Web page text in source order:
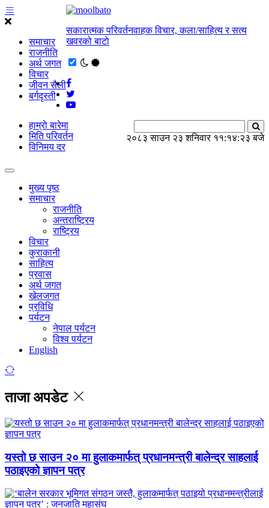
समाचार
राजनीति
अर्थ जगत
विचार
जीवन सैली
बर्गदृस्ती
सकारात्मक परिवर्तनवाहक विचार, कला/साहित्य र सत्य
खवरको बाटाे
२०८३ साउन २३ शनिवार ११:१४:२३ बजे
हाम्राे बारेमा
मिति परिवर्तन
विनिमय दर
मुख्य पृष्ठ
समाचार
राजनीति
अन्तराष्ट्रिय
राष्ट्रिय
विचार
कुराकानी
साहित्य
प्रवास
अर्थ जगत
खेलजगत
प्रविधि
पर्यटन
नेपाल पर्यटन
विश्व पर्यटन
English
ताजा अपडेट
यस्तो छ साउन २० मा हुलाकमार्फत् प्रधानमन्त्री बालेन्द्र साहलाई
पठाइएको ज्ञापन पत्र